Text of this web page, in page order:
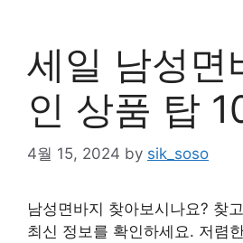
세일 남성면
인 상품 탑
4월 15, 2024 by sik_soso
남성면바지 찾아보시나요? 찾
최신 정보를 확인하세요. 저렴